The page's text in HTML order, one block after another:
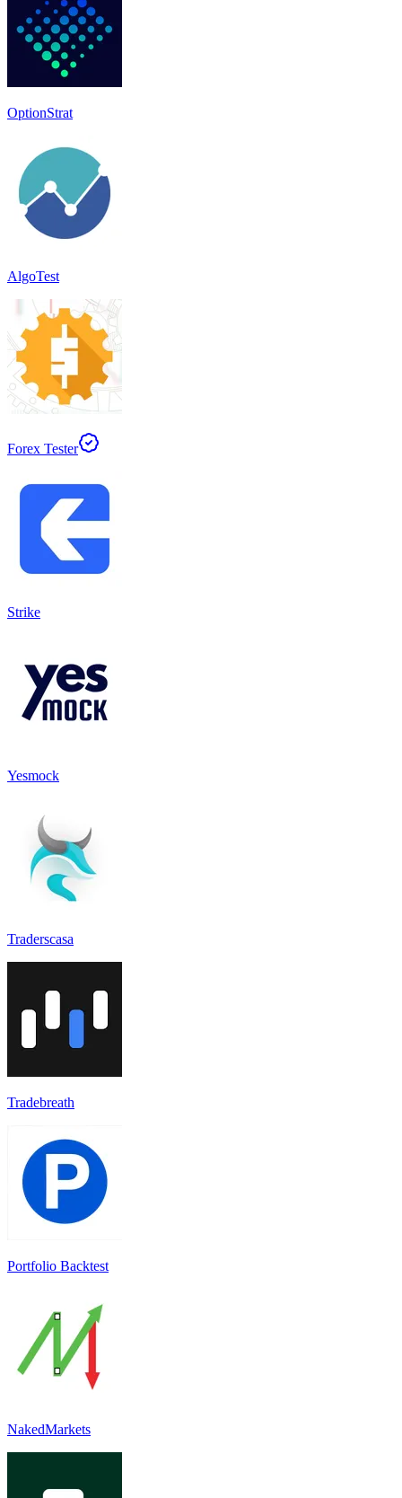
OptionStrat
AlgoTest
Forex Tester
Strike
Yesmock
Traderscasa
Tradebreath
Portfolio Backtest
NakedMarkets